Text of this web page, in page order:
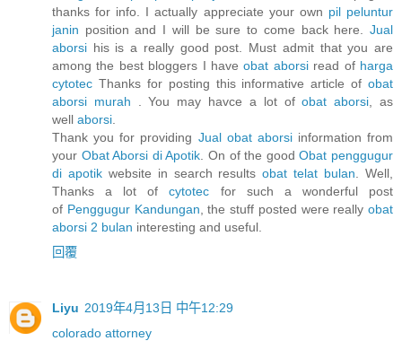
thanks for info. I actually appreciate your own pil peluntur
janin position and I will be sure to come back here. Jual
aborsi his is a really good post. Must admit that you are
among the best bloggers I haveobat aborsiread of harga
cytotec Thanks for posting this informative article of obat
aborsi murah . You may havce a lot ofobat aborsi , as
well aborsi
Thank you for providing Jual obat aborsiinformation from
your Obat Aborsi di Apotik . On of the goodObat penggugur
di apotikwebsite in search resultsobat telat bulan . Well,
Thanks a lot ofcytotec for such a wonderful post
of Penggugur Kandungan , the stuff posted were really obat
aborsi 2 bulan interesting and useful.
回覆
Liyu 2019年4月13日 中午12:29
colorado attorney